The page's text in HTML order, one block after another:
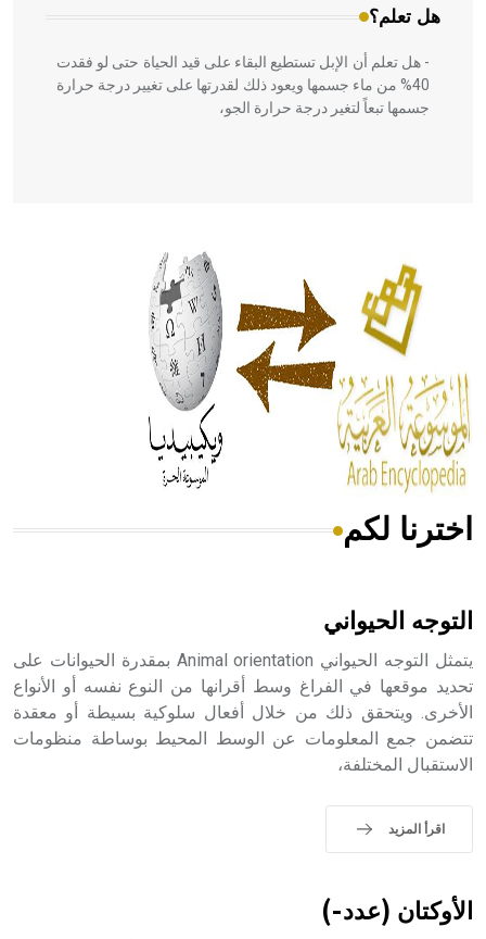
هل تعلم؟
- هل تعلم أن الإبل تستطيع البقاء على قيد الحياة حتى لو فقدت
40% من ماء جسمها ويعود ذلك لقدرتها على تغيير درجة حرارة
جسمها تبعاً لتغير درجة حرارة الجو،
الحكم، الأدلة، تنظيم التغذية، ورسالته في جروح الرأس. ويعود
له الفضل بأنه حرر الطب من الدين والفلسفة.
- هل تعلم أن المرجان إفراز حيواني يتكون في البحر ويتركب
من مادة كربونات الكلسيوم، وهو أحمر أو شديد الحمرة وهو
أجود أنواعه، ويمتاز بكبر الحجم ويسمى الش
هل تعلم أن الأبسيد كلمة فرنسية اللفظ تم اعتمادها مصطلحاً
- هل تعلم أن أبجر Abgar اسم معروف جيداً يعود إلى عدد من
الملوك الذين حكموا مدينة إديسا (الرها) من أبجر الأول وحتى
التاسع، وهم ينتسبون إلى أسرة أوسروين
sign تكتب منفصلة غير متصلة، وتعتمد المبدأ الأكوروفوني،
حيث تقتصر القيمة الصوتية للعلامة الك
اخترنا لكم
التوجه الحيواني
يتمثل التوجه الحيواني Animal orientation بمقدرة الحيوانات على
تحديد موقعها في الفراغ وسط أقرانها من النوع نفسه أو الأنواع
الأخرى. ويتحقق ذلك من خلال أفعال سلوكية بسيطة أو معقدة
تتضمن جمع المعلومات عن الوسط المحيط بوساطة منظومات
الاستقبال المختلفة،
اقرأ المزيد
الأوكتان (عدد-)